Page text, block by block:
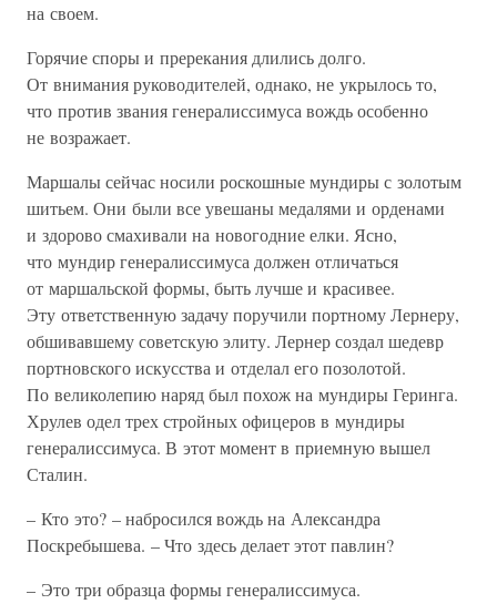
на своем.
Горячие споры и пререкания длились долго.
От внимания руководителей, однако, не укрылось то,
что против звания генералиссимуса вождь особенно
не возражает.
Маршалы сейчас носили роскошные мундиры с золотым
шитьем. Они были все увешаны медалями и орденами
и здорово смахивали на новогодние елки. Ясно,
что мундир генералиссимуса должен отличаться
от маршальской формы, быть лучше и красивее.
Эту ответственную задачу поручили портному Лернеру,
обшивавшему советскую элиту. Лернер создал шедевр
портновского искусства и отделал его позолотой.
По великолепию наряд был похож на мундиры Геринга.
Хрулев одел трех стройных офицеров в мундиры
генералиссимуса. В этот момент в приемную вышел
Сталин.
– Кто это? – набросился вождь на Александра
Поскребышева. – Что здесь делает этот павлин?
– Это три образца формы генералиссимуса.